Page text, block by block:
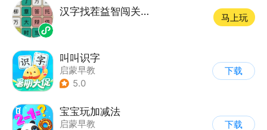
汉字找茬益智闯关游戏
马上玩
叫叫识字
启蒙早教
5.0
下载
宝宝玩加减法
启蒙早教
下载